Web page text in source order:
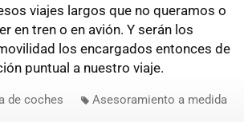
viajes largos que no queramos o
en tren o en avión. Y serán los
los encargados entonces de
puntual a nuestro viaje.
de coches Asesoramiento a medida